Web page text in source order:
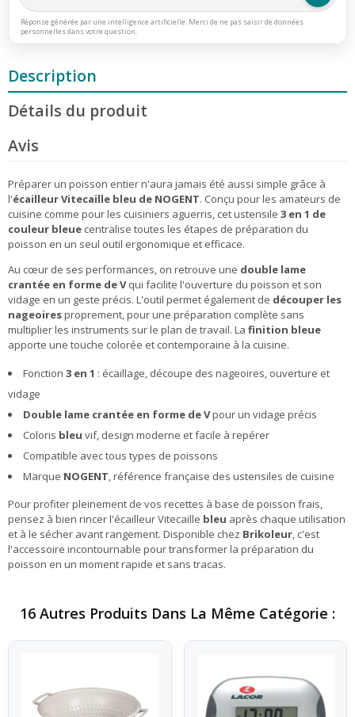
Réponse générée par une intelligence artificielle. Merci de ne pas saisir de données
personnelles dans votre question.
Description
Détails du produit
Avis
Préparer un poisson entier n'aura jamais été aussi simple grâce à
l'écailleur Vitecaille bleu de NOGENT. Conçu pour les amateurs de
cuisine comme pour les cuisiniers aguerris, cet ustensile 3 en 1 de
couleur bleue centralise toutes les étapes de préparation du
poisson en un seul outil ergonomique et efficace.
Au cœur de ses performances, on retrouve une double lame
crantée en forme de Vqui facilite l'ouverture du poisson et son
vidage en un geste précis. L'outil permet également de découper les
nageoiresproprement, pour une préparation complète sans
multiplier les instruments sur le plan de travail. La finition bleue
apporte une touche colorée et contemporaine à la cuisine.
Fonction 3 en 1 : écaillage, découpe des nageoires, ouverture et
vidage
Double lame crantée en forme de Vpour un vidage précis
Coloris bleu vif, design moderne et facile à repérer
Compatible avec tous types de poissons
Marque NOGENT, référence française des ustensiles de cuisine
Pour profiter pleinement de vos recettes à base de poisson frais,
pensez à bien rincer l'écailleur Vitecaille bleu après chaque utilisation
et à le sécher avant rangement. Disponible chez Brikoleur, c'est
l'accessoire incontournable pour transformer la préparation du
poisson en un moment rapide et sans tracas.
16 Autres Produits Dans La Même Catégorie :